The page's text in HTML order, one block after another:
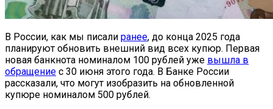
В России, как мы писали ранее, до конца 2025 года
планируют обновить внешний вид всех купюр. Первая
новая банкнота номиналом 100 рублей уже вышла в
обращение с 30 июня этого года. В Банке России
рассказали, что могут изобразить на обновленной
купюре номиналом 500 рублей.